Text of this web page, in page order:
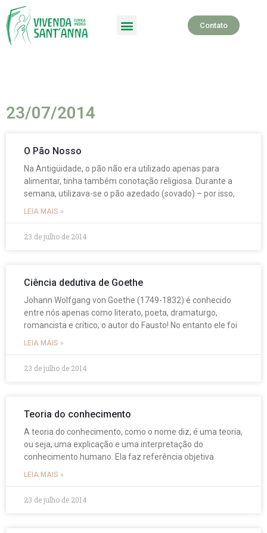
Contato
23/07/2014
O Pão Nosso
Na Antigüidade, o pão não era utilizado apenas para
alimentar, tinha também conotação religiosa. Durante a
semana, utilizava-se o pão azedado (sovado) – por isso,
LEIA MAIS »
23 de julho de 2014
Ciência dedutiva de Goethe
Johann Wolfgang von Goethe (1749-1832) é conhecido
entre nós apenas como literato, poeta, dramaturgo,
romancista e crítico; o autor do Fausto! No entanto ele foi
LEIA MAIS »
23 de julho de 2014
Teoria do conhecimento
A teoria do conhecimento, como o nome diz, é uma teoria,
ou seja, uma explicação e uma interpretação do
conhecimento humano. Ela faz referência objetiva
LEIA MAIS »
23 de julho de 2014